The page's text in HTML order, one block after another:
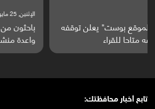
باحثون من اليمن يدخلون سباق أبحاث
واعدة منشورة عالميا (ترجمة)
تابع أخبار محافظتك: